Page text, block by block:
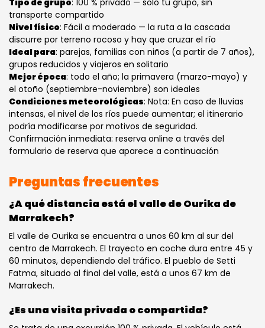
transporte compartido
Nivel físico: Fácil a moderado — la ruta a la cascada
discurre por terreno rocoso y hay que cruzar el río
Ideal para: parejas, familias con niños (a partir de 7 años),
grupos reducidos y viajeros en solitario
Mejor época: todo el año; la primavera (marzo-mayo) y
el otoño (septiembre-noviembre) son ideales
Condiciones meteorológicas: Nota: En caso de lluvias
intensas, el nivel de los ríos puede aumentar; el itinerario
podría modificarse por motivos de seguridad.
Confirmación inmediata: reserva online a través del
formulario de reserva que aparece a continuación
Preguntas frecuentes
¿A qué distancia está el valle de Ourika de
Marrakech?
El valle de Ourika se encuentra a unos 60 km al sur del
centro de Marrakech. El trayecto en coche dura entre 45 y
60 minutos, dependiendo del tráfico. El pueblo de Setti
Fatma, situado al final del valle, está a unos 67 km de
Marrakech.
¿Es una visita privada o compartida?